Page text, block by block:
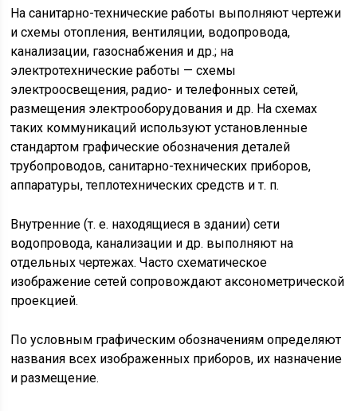
На санитарно-технические работы выполняют чертежи
и схемы отопления, вентиляции, водопровода,
канализации, газоснабжения и др.; на
электротехнические работы — схемы
электроосвещения, радио- и телефонных сетей,
размещения электрооборудования и др. На схемах
таких коммуникаций используют установленные
стандартом графические обозначения деталей
трубопроводов, санитарно-технических приборов,
аппаратуры, теплотехнических средств и т. п.
Внутренние (т. е. находящиеся в здании) сети
водопровода, канализации и др. выполняют на
отдельных чертежах. Часто схематическое
изображение сетей сопровождают аксонометрической
проекцией.
По условным графическим обозначениям определяют
названия всех изображенных приборов, их назначение
и размещение.